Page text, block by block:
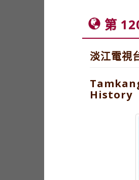
第
淡江電視
History